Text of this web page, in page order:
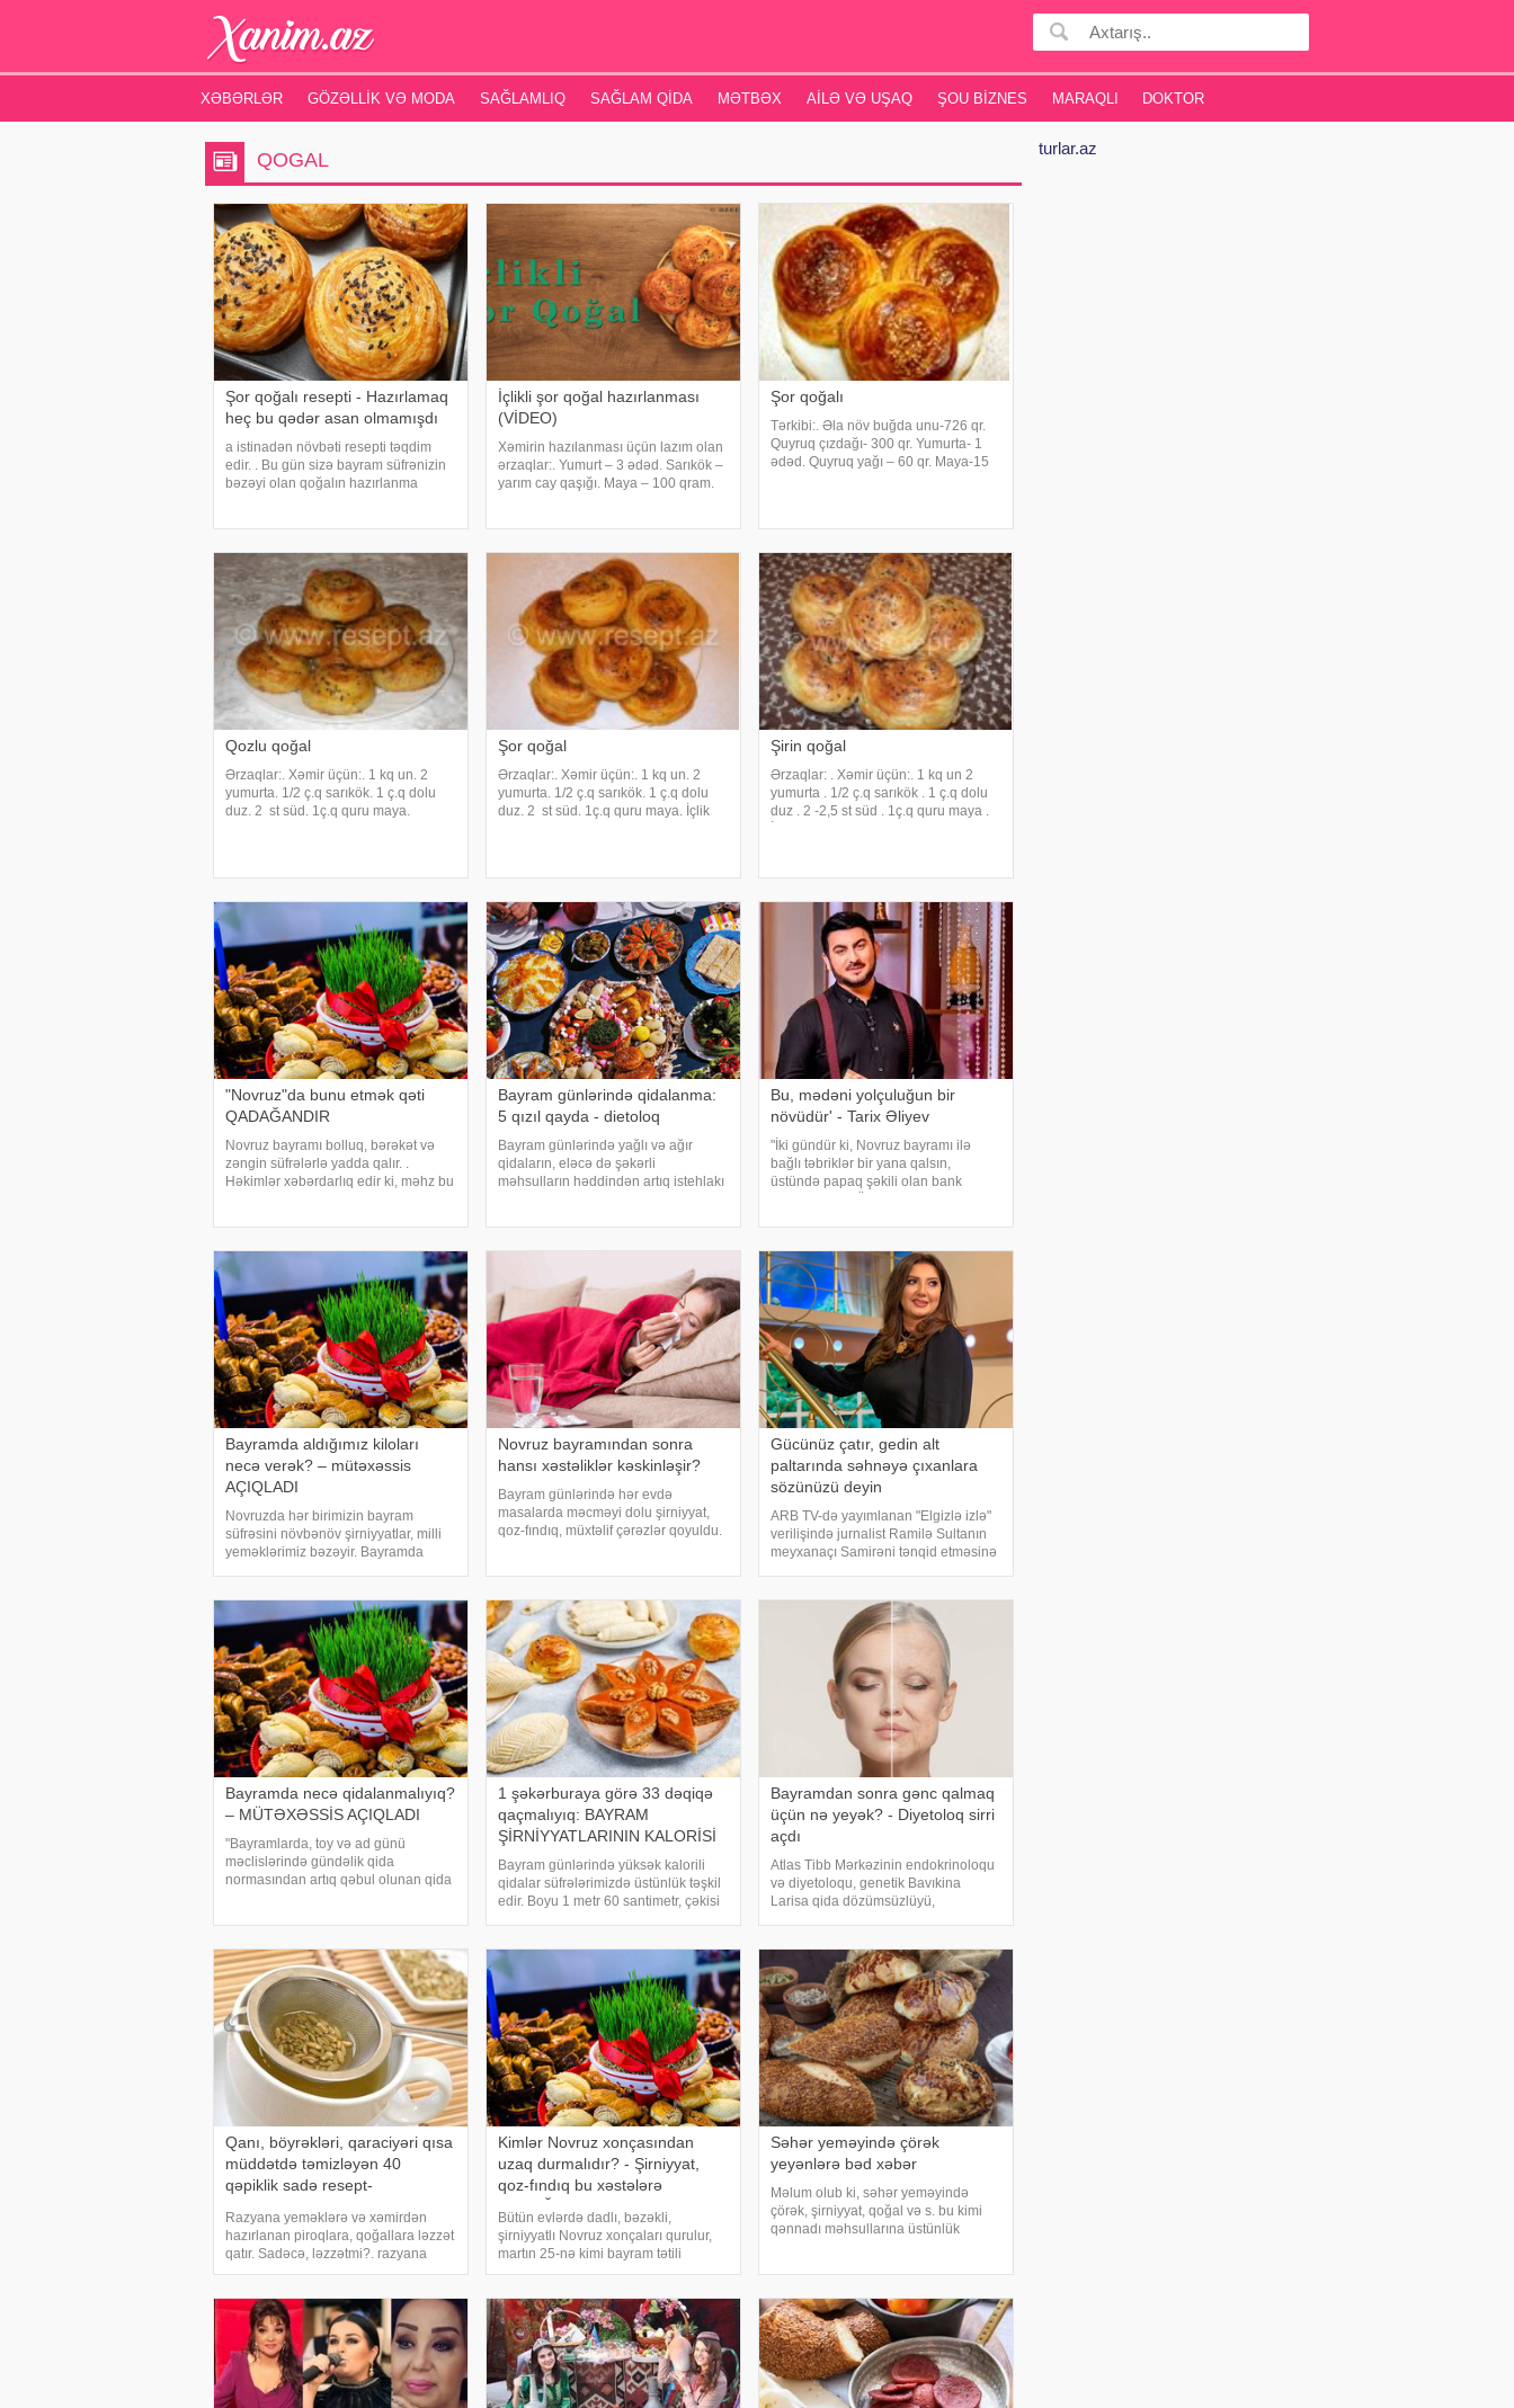
XƏBƏRLƏR GÖZƏLLIK VƏ MODA SAĞLAMLIQ SAĞLAM QIDA MƏTBƏX AILƏ VƏ UŞAQ ŞOU BIZNES MARAQLI DOKTOR
QOGAL
Şor qoğalı resepti - Hazırlamaq
heç bu qədər asan olmamışdı
a istinadən növbəti resepti təqdim
edir. . Bu gün sizə bayram süfrənizin
bəzəyi olan qoğalın hazırlanma
mətbəximizi
İçlikli şor qoğal hazırlanması
(VİDEO)
Xəmirin hazılanması üçün lazım olan
ərzaqlar:. Yumurt – 3 ədəd. Sarıkök –
yarım cay qaşığı. Maya – 100 qram.
ədəd
Şor qoğalı
Tərkibi:. Əla növ buğda unu-726 qr.
Quyruq çızdağı- 300 qr. Yumurta- 1
ədəd. Quyruq yağı – 60 qr. Maya-15
Qozlu qoğal
Ərzaqlar:. Xəmir üçün:. 1 kq un. 2
yumurta. 1/2 ç.q sarıkök. 1 ç.q dolu
duz. 2 st süd. 1ç.q quru maya.
Şor qoğal
Ərzaqlar:. Xəmir üçün:. 1 kq un. 2
yumurta. 1/2 ç.q sarıkök. 1 ç.q dolu
duz. 2 st süd. 1ç.q quru maya. İçlik
Şirin qoğal
Ərzaqlar: . Xəmir üçün:. 1 kq un 2
yumurta . 1/2 ç.q sarıkök . 1 ç.q dolu
duz . 2 -2,5 st süd . 1ç.q quru maya .
"Novruz"da bunu etmək qəti
QADAĞANDIR
Novruz bayramı bolluq, bərəkət və
zəngin süfrələrlə yadda qalır. .
Həkimlər xəbərdarlıq edir ki, məhz bu
çıxarma
Bayram günlərində qidalanma:
5 qızıl qayda - dietoloq
Bayram günlərində yağlı və ağır
qidaların, eləcə də şəkərli
məhsulların həddindən artıq istehlakı
ola bilər. Xüsusil
Bu, mədəni yolçuluğun bir
növüdür' - Tarix Əliyev
"İki gündür ki, Novruz bayramı ilə
bağlı təbriklər bir yana qalsın,
üstündə papaq şəkili olan bank
deməkdir, yoxsa kimins
Bayramda aldığımız kiloları
necə verək? – mütəxəssis
AÇIQLADI
Novruzda hər birimizin bayram
süfrəsini növbənöv şirniyyatlar, milli
yeməklərimiz bəzəyir. Bayramda
şirniyyatlardan yeyib, kefini çıxartdıq.
Lakin bayramd
Novruz bayramından sonra
hansı xəstəliklər kəskinləşir?
Bayram günlərində hər evdə
masalarda məcməyi dolu şirniyyat,
qoz-fındıq, müxtəlif çərəzlər qoyuldu.
ləbləbi atacaq
Gücünüz çatır, gedin alt
paltarında səhnəyə çıxanlara
sözünüzü deyin
ARB TV-də yayımlanan "Elgizlə izlə"
verilişində jurnalist Ramilə Sultanın
meyxanaçı Samirəni tənqid etməsinə
Samirəni rəqsinə görə tənqid edənlər
Bayramda necə qidalanmalıyıq?
– MÜTƏXƏSSİS AÇIQLADI
"Bayramlarda, toy və ad günü
məclislərində gündəlik qida
normasından artıq qəbul olunan qida
sağlam qidalanma mütəxəssis
1 şəkərburaya görə 33 dəqiqə
qaçmalıyıq: BAYRAM
ŞİRNİYYATLARININ KALORİSİ
Bayram günlərində yüksək kalorili
qidalar süfrələrimizdə üstünlük təşkil
edir. Boyu 1 metr 60 santimetr, çəkisi
1550 kalori almalıdır. Hesablamalar
Bayramdan sonra gənc qalmaq
üçün nə yeyək? - Diyetoloq sirri
açdı
Atlas Tibb Mərkəzinin endokrinoloqu
və diyetoloqu, genetik Bavıkina
Larisa qida dözümsüzlüyü,
zamanda ideal bədən quruluşuna
qovuşmağın sirlərini d
Qanı, böyrəkləri, qaraciyəri qısa
müddətdə təmizləyən 40
qəpiklik sadə resept-
Razyana yeməklərə və xəmirdən
hazırlanan piroqlara, qoğallara ləzzət
qatır. Sadəcə, ləzzətmi?. razyana
insan orqanizminə faydaları ilə də
ağrılarından şikayət edirsinizsə,
razyana suyu ço
Kimlər Novruz xonçasından
uzaq durmalıdır? - Şirniyyat,
qoz-fındıq bu xəstələrə
Bütün evlərdə dadlı, bəzəkli,
şirniyyatlı Novruz xonçaları qurulur,
martın 25-nə kimi bayram tətili
boyunca böyükdən kiçiyə hər kəs o
bitənə kimi. Bəs yağlı, şəkərli, qoz,
fındıqlı kaloril
Səhər yeməyində çörək
yeyənlərə bəd xəbər
Məlum olub ki, səhər yeməyində
çörək, şirniyyat, qoğal və s. bu kimi
qənnadı məhsullarına üstünlük
mədədə şişkinlik yaradır
turlar.az